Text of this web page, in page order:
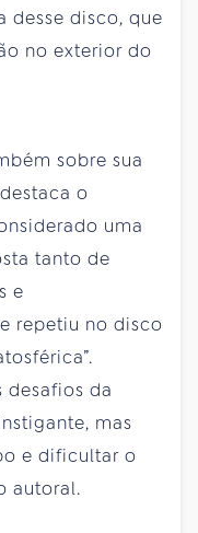
desse disco, que
no exterior do
sobre sua
o
uma
tanto de
e
repetiu no disco
desafios da
mas
e dificultar o
autoral.